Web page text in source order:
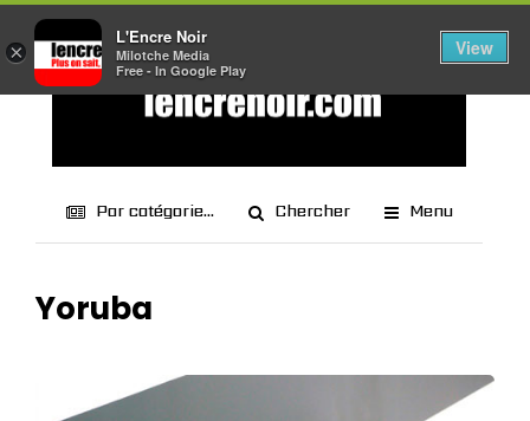
Par catégorie... Chercher Menu
Yoruba
×
L'Encre Noir
Milotche Media
Free - In Google Play
View